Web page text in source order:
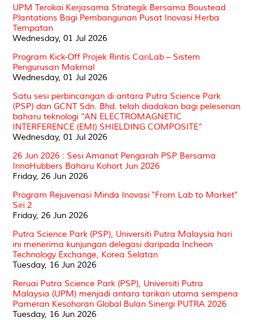
UPM Terokai Kerjasama Strategik Bersama Boustead
Plantations Bagi Pembangunan Pusat Inovasi Herba
Tempatan
Wednesday, 01 Jul 2026
Program Kick-Off Projek Rintis CariLab – Sistem
Pengurusan Makmal
Wednesday, 01 Jul 2026
Satu sesi perbincangan di antara Putra Science Park
(PSP) dan GCNT Sdn. Bhd. telah diadakan bagi pelesenan
baharu teknologi “AN ELECTROMAGNETIC
INTERFERENCE (EMI) SHIELDING COMPOSITE”
Wednesday, 01 Jul 2026
26 Jun 2026 : Sesi Amanat Pengarah PSP Bersama
InnoHubbers Baharu Kohort Jun 2026
Friday, 26 Jun 2026
Program Rejuvenasi Minda Inovasi "From Lab to Market"
Siri 2
Friday, 26 Jun 2026
Putra Science Park (PSP), Universiti Putra Malaysia hari
ini menerima kunjungan delegasi daripada Incheon
Technology Exchange, Korea Selatan
Tuesday, 16 Jun 2026
Reruai Putra Science Park (PSP), Universiti Putra
Malaysia (UPM) menjadi antara tarikan utama sempena
Pameran Kesohoran Global Bulan Sinergi PUTRA 2026
Tuesday, 16 Jun 2026